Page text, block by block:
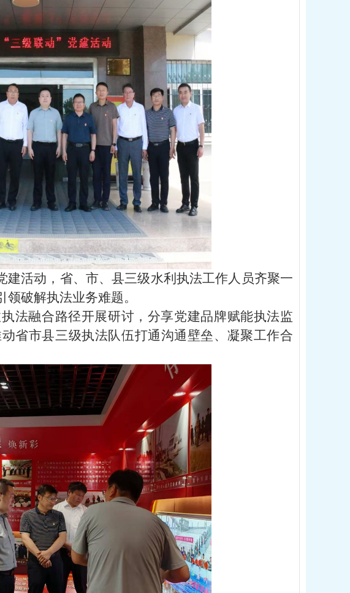
建活动，省、市、县三级水利执法工作人员齐聚一
破解执法业务难题。
法融合路径开展研讨，分享党建品牌赋能执法监
省市县三级执法队伍打通沟通壁垒、凝聚工作合